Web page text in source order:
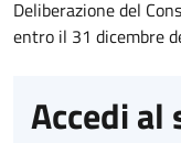
Deliberazione del
entro il 31 dicembre
Accedi al